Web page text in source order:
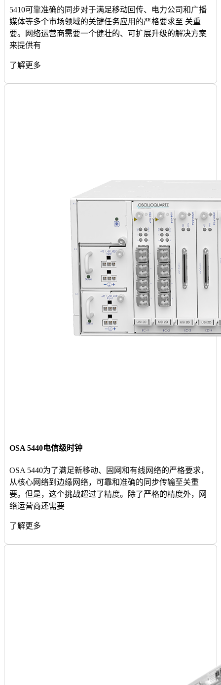
5410可靠准确的同步对于满足移动回传、电力公司和广播
媒体等多个市场领域的关键任务应用的严格要求至 关重
要。网络运营商需要一个健壮的、可扩展升级的解决方案
来提供有
了解更多
OSA 5440电信级时钟
OSA 5440为了满足新移动、固网和有线网络的严格要求，
从核心网络到边缘网络，可靠和准确的同步传输至关重
要。但是，这个挑战超过了精度。除了严格的精度外，网
络运营商还需要
了解更多